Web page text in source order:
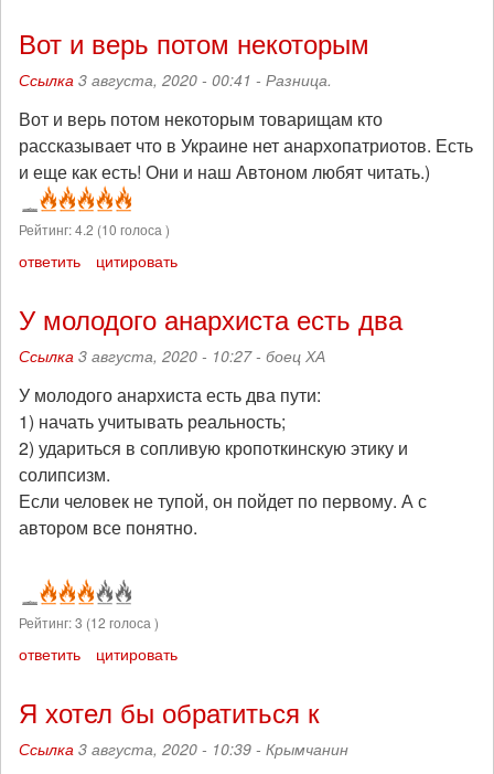
Вот и верь потом некоторым
Ссылка 3 августа, 2020 - 00:41 - Разница.
Вот и верь потом некоторым товарищам кто
рассказывает что в Украине нет анархопатриотов. Есть
и еще как есть! Они и наш Автоном любят читать.)
Рейтинг:4.2 (10 голоса )
ответить цитировать
У молодого анархиста есть два
Ссылка 3 августа, 2020 - 10:27 - боец ХА
У молодого анархиста есть два пути:
1) начать учитывать реальность;
2) удариться в сопливую кропоткинскую этику и
солипсизм.
Если человек не тупой, он пойдет по первому. А с
автором все понятно.
Рейтинг:3 (12 голоса )
ответить цитировать
Я хотел бы обратиться к
Ссылка 3 августа, 2020 - 10:39 - Крымчанин